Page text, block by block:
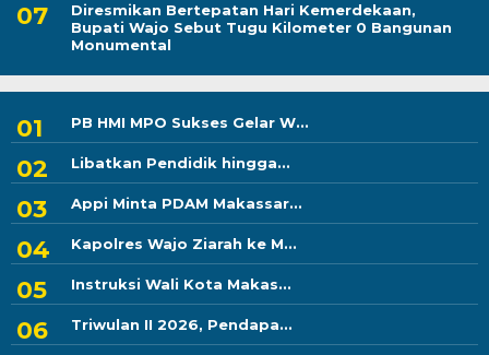
Diresmikan Bertepatan Hari Kemerdekaan,
Bupati Wajo Sebut Tugu Kilometer 0 Bangunan
Monumental
PB HMI MPO Sukses Gelar W...
Libatkan Pendidik hingga...
Appi Minta PDAM Makassar...
Kapolres Wajo Ziarah ke M...
Instruksi Wali Kota Makas...
Triwulan II 2026, Pendapa...